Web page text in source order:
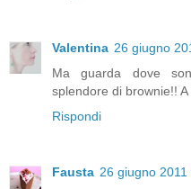
Valentina 26 giugno
Ma guarda dove
splendore di brownie!! A
Rispondi
Fausta 26 giugno